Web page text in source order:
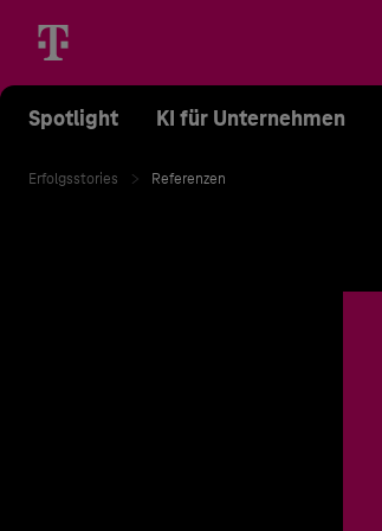
Spotlight KI für Unternehmen
Erfolgsstories Referenzen